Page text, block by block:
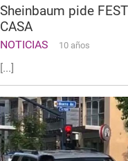
Sheinbaum pide
CASA
NOTICIAS 10 años
[...]